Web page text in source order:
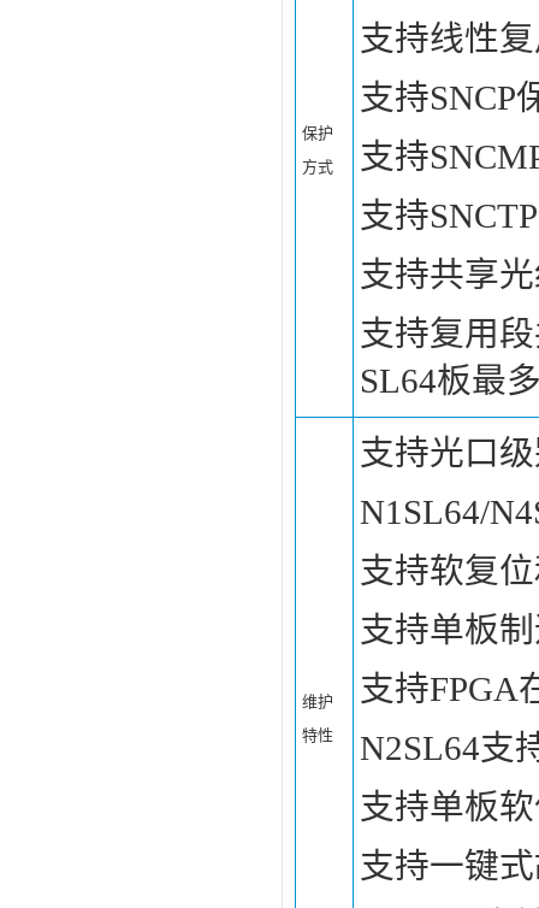
保护
方式
支持线性
支持SNCP
支持
支持
支持共享
支持复用
SL64板最
维护
特性
支持光口
N1SL64/
支持软复
支持单板
支持FPGA
N2SL64支
支持单板
支持一键